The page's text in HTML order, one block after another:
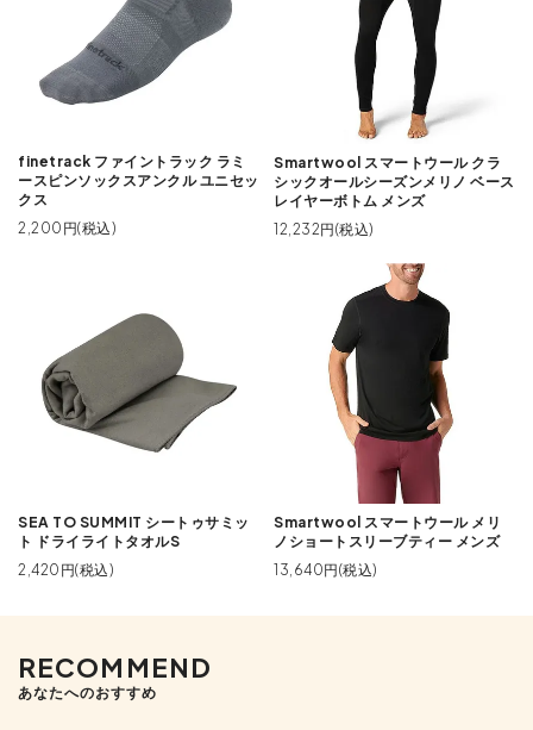
finetrack ファイントラック ラミ
ースピンソックスアンクル ユニセッ
クス
2,200円(税込)
Smartwool スマートウール クラ
シックオールシーズンメリノ ベース
レイヤーボトム メンズ
12,232円(税込)
SEA TO SUMMIT シートゥサミッ
ト ドライライトタオルS
2,420円(税込)
Smartwool スマートウール メリ
ノショートスリーブティー メンズ
13,640円(税込)
RECOMMEND
あなたへのおすすめ